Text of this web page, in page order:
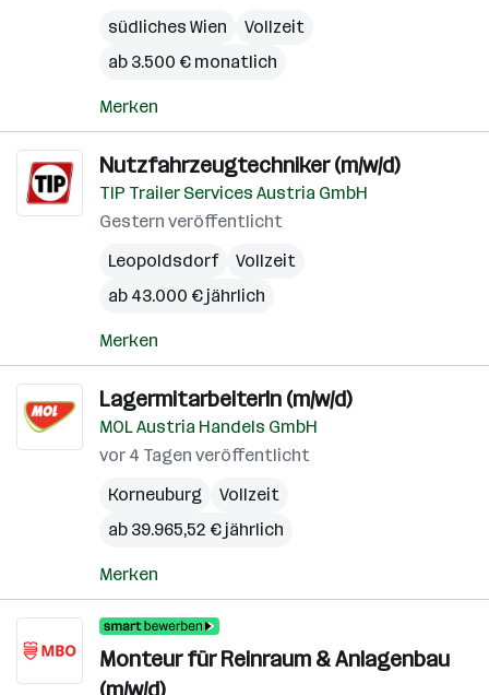
südliches Wien
Vollzeit
ab 3.500 € monatlich
Merken
Nutzfahrzeugtechniker (m/w/d)
TIP Trailer Services Austria GmbH
Gestern veröffentlicht
Leopoldsdorf
Vollzeit
ab 43.000 € jährlich
Merken
LagermitarbeiterIn (m/w/d)
MOL Austria Handels GmbH
vor 4 Tagen veröffentlicht
Korneuburg
Vollzeit
ab 39.965,52 € jährlich
Merken
Monteur für Reinraum & Anlagenbau
(m/w/d)